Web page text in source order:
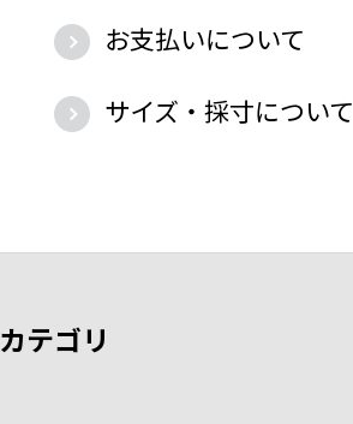
お支払いについて
サイズ・採寸について
カテゴリ